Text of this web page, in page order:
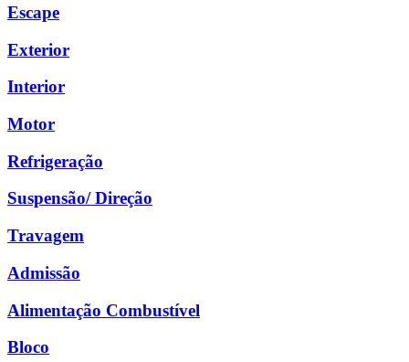
Escape
Exterior
Interior
Motor
Refrigeração
Suspensão/ Direção
Travagem
Admissão
Alimentação Combustível
Bloco